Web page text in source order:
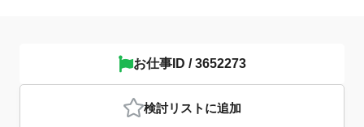
お仕事ID / 3652273
検討リスト に追加